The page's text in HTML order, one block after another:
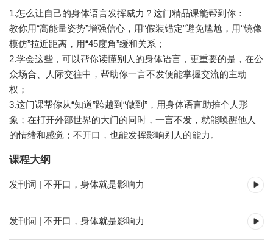
1.怎么让自己的身体语言发挥威力？这门精品课能帮到你：
教你用“高能量姿势”增强信心，用“假装锚定”避免尴尬，用“镜像
模仿”拉近距离，用“45度角”缓和关系；
2.学会这些，可以帮你读懂别人的身体语言，更重要的是，在公
众场合、人际交往中，帮助你一言不发便能掌握交流的主动
权；
3.这门课帮你从“知道”跨越到“做到”，用身体语言助推个人形
象；在打开外部世界的大门的同时，一言不发，就能唤醒他人
的情绪和感觉；不开口，也能发挥影响别人的能力。
课程大纲
发刊词 | 不开口，身体就是影响力
发刊词 | 不开口，身体就是影响力